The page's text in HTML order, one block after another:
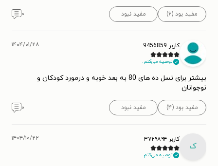
مفید بود (۶) مفید نبود ۰
کاربر 9456859
توصیه می‌کنم.
۱۴۰۴/۰۱/۲۸
بیشتر برای نسل ده های 80 به بعد خوبه و درمورد کودکان و
نوجوانان
مفید بود (۴) مفید نبود ۰
ک
کاربر ۳۷۲۹۸۹۴
توصیه می‌کنم.
۱۴۰۴/۱۰/۲۲